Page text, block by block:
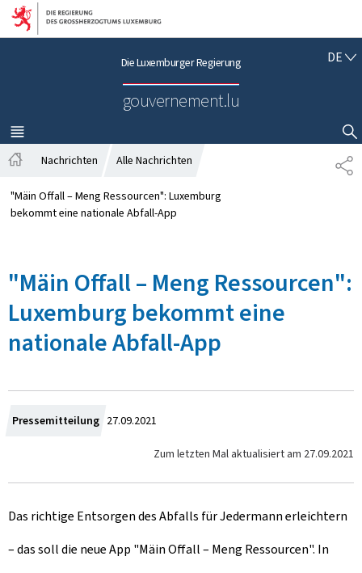
Zur Hauptnavigation
Zum Inhalt
Die Luxemburger Regierung
gouvernement.lu
DED
S
C
H
MENÜ
HAUPT-
SUCHFLED ANZEIGEN / SCHLIESSEN
T
E
t
a
e
Nachrichten Alle Nachrichten
"Mäin Offall – Meng Ressourcen": Luxemburg
bekommt eine nationale Abfall-App
"Mäin Offall – Meng Ressourcen":
Luxemburg bekommt eine
nationale Abfall-App
Pressemitteilung Z
m
27.09.2021
Zum letzten Mal aktualisiert am 27.09.2021
Das richtige Entsorgen des Abfalls für Jedermann erleichtern
– das soll die neue App "Mäin Offall – Meng Ressourcen". In